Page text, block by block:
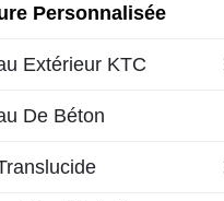
Personnalisée
Extérieur KTC
De Béton